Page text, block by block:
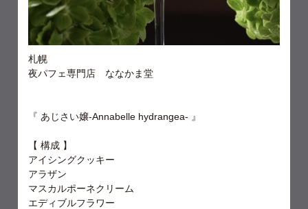
札幌
夜パフェ専門店 ななかま堂
『 あじさい嬢-Annabelle hydrangea- 』
【 構成 】
アイシングクッキー
アラザン
マスカルポーネクリーム
エディブルフラワー